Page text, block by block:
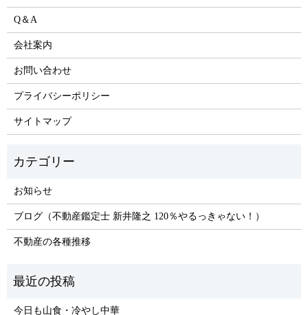
Q＆A
会社案内
お問い合わせ
プライバシーポリシー
サイトマップ
お知らせ
ブログ（不動産鑑定士 新井隆之 120％やるっきゃない！）
不動産の各種推移
今日も山食・冷やし中華